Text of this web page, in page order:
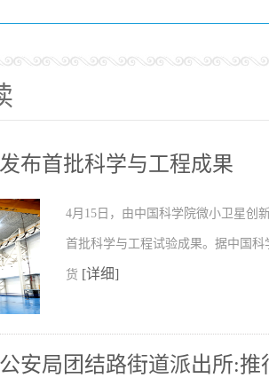
布首批科学与工程成果
4月15日，由中国科学院微小卫星创
首批科学与工程试验成果。据中国
货 [详细]
安局团结路街道派出所:推